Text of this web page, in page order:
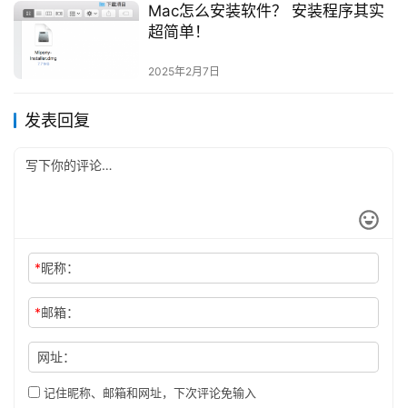
Mac怎么安装软件？ 安装程序其实
超简单！
2025年2月7日
发表回复
*昵称：
*邮箱：
网址：
记住昵称、邮箱和网址，下次评论免输入